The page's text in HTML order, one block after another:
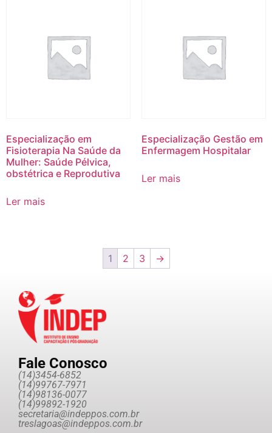
Especialização em
Fisioterapia Na Saúde da
Mulher: Saúde Pélvica,
obstétrica e Reprodutiva
Ler mais
Especialização Gestão em
Enfermagem Hospitalar
Ler mais
1 2 3 →
Fale Conosco
(14)3454-6852
(14)99767-7971
(14)98136-0077
(14)99892-1920
secretaria@indeppos.com.br
treslagoas@indeppos.com.br